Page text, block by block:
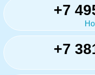
+7
+7